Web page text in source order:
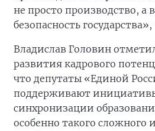
не просто производство, а
безопасность
Владислав Головин
развития кадрового
что депутаты «Единой
поддерживают
синхронизации
особенно такого сложного